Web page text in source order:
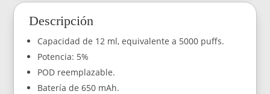
Puffs
Watermelon
Ice
Hielo)
cantidad
Descripción
Capacidad de 12 ml, equivalente a 5000 puffs.
Potencia: 5%
POD reemplazable.
Batería de 650 mAh.